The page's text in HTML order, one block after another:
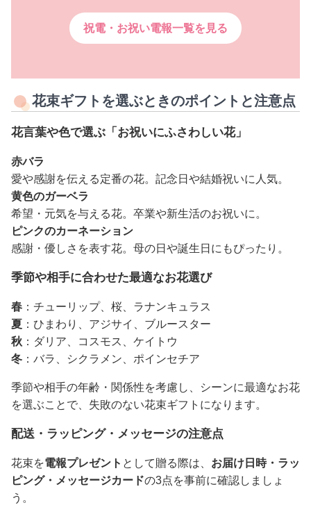
祝電・お祝い電報一覧を見る
花束ギフトを選ぶときのポイントと注意点
花言葉や色で選ぶ「お祝いにふさわしい花」
赤バラ
愛や感謝を伝える定番の花。記念日や結婚祝いに人気。
黄色のガーベラ
希望・元気を与える花。卒業や新生活のお祝いに。
ピンクのカーネーション
感謝・優しさを表す花。母の日や誕生日にもぴったり。
季節や相手に合わせた最適なお花選び
春 ：チューリップ、桜、ラナンキュラス
夏 ：ひまわり、アジサイ、ブルースター
秋 ：ダリア、コスモス、ケイトウ
冬 ：バラ、シクラメン、ポインセチア
季節や相手の年齢・関係性を考慮し、シーンに最適なお花
を選ぶことで、失敗のない花束ギフトになります。
配送・ラッピング・メッセージの注意点
花束を電報プレゼント として贈る際は、 お届け日時・ラッ
ピング・メッセージカードの3点を事前に確認しましょ
う。